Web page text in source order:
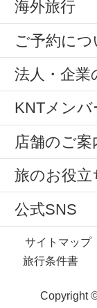
海外旅行
ご予約につ
法人・企業
KNTメン
店舗のご案
旅のお役立
公式SNS
サイトマップ
旅行条件書
Copyright